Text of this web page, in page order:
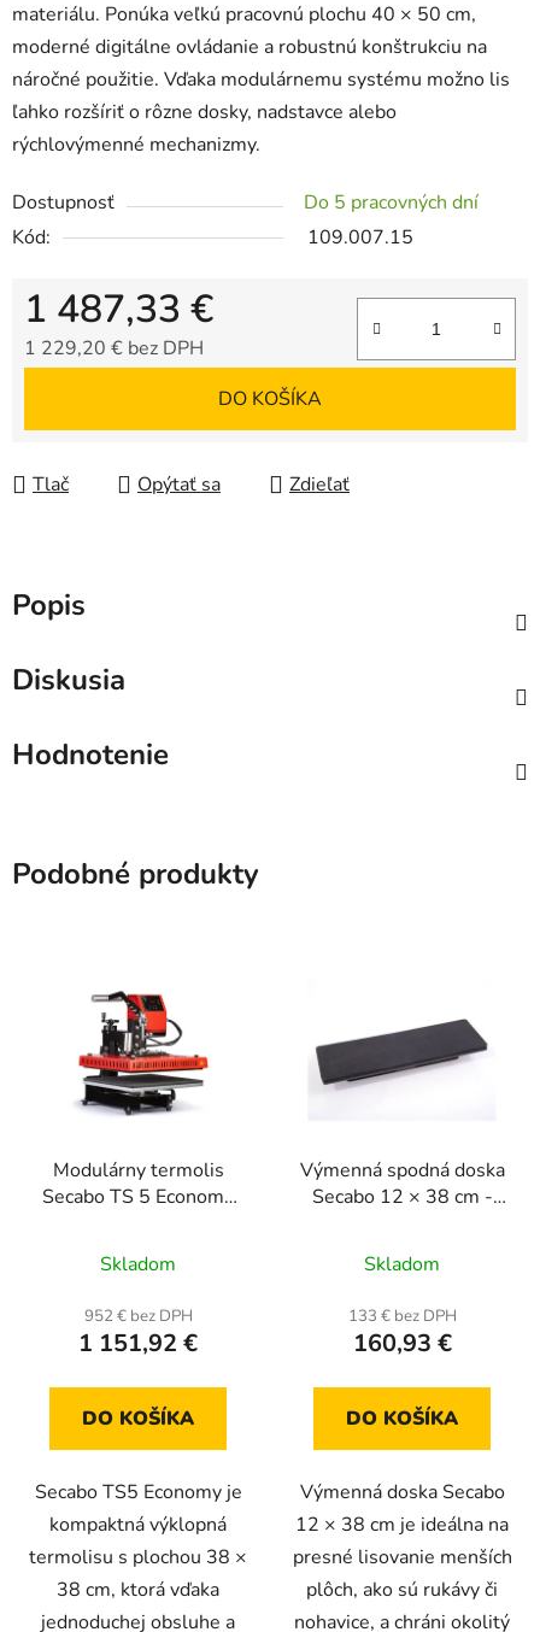
materiálu. Ponúka veľkú pracovnú plochu 40 × 50 cm,
moderné digitálne ovládanie a robustnú konštrukciu na
náročné použitie. Vďaka modulárnemu systému možno lis
ľahko rozšíriť o rôzne dosky, nadstavce alebo
rýchlovýmenné mechanizmy.
Dostupnosť
Do 5 pracovných dní
Kód:
109.007.15
1 487,33 €
1 229,20 € bez DPH
DO KOŠÍKA
Tlač Opýtať sa Zdieľať
Popis
Diskusia
Hodnotenie
Podobné produkty
Modulárny termolis
Secabo TS 5 Economy
Skladom
952 € bez DPH
1 151,92 €
DO KOŠÍKA
Secabo TS5 Economy je
kompaktná výklopná
termolisu s plochou 38 ×
38 cm, ktorá vďaka
jednoduchej obsluhe a
Výmenná spodná doska
Secabo 12 × 38 cm -
textilné pásy
Skladom
133 € bez DPH
160,93 €
DO KOŠÍKA
Výmenná doska Secabo
12 × 38 cm je ideálna na
presné lisovanie menších
plôch, ako sú rukávy či
nohavice, a chráni okolitý